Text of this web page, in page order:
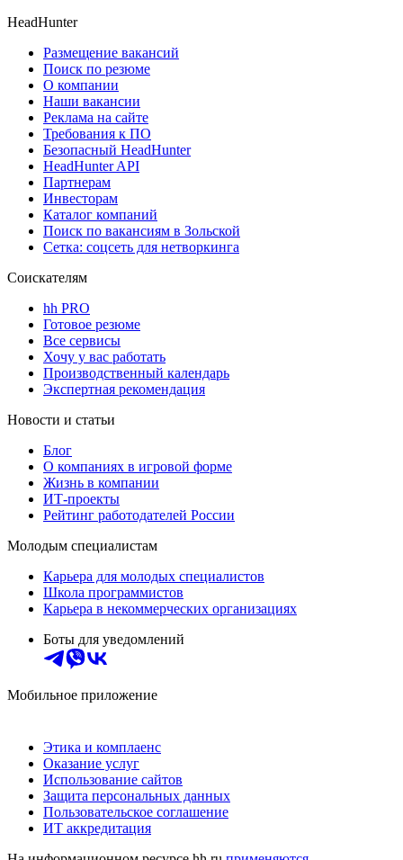
HeadHunter
Размещение вакансий
Поиск по резюме
О компании
Наши вакансии
Реклама на сайте
Требования к ПО
Безопасный HeadHunter
HeadHunter API
Партнерам
Инвесторам
Каталог компаний
Поиск по вакансиям в Зольской
Сетка: соцсеть для нетворкинга
Соискателям
hh PRO
Готовое резюме
Все сервисы
Хочу у вас работать
Производственный календарь
Экспертная рекомендация
Новости и статьи
Блог
О компаниях в игровой форме
Жизнь в компании
ИТ-проекты
Рейтинг работодателей России
Молодым специалистам
Карьера для молодых специалистов
Школа программистов
Карьера в некоммерческих организациях
Боты для уведомлений
Мобильное приложение
Этика и комплаенс
Оказание услуг
Использование сайтов
Защита персональных данных
Пользовательское соглашение
ИТ аккредитация